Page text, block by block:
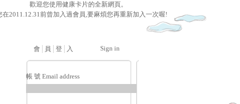
歡迎您使用健康卡片的全新網頁。
在2011.12.31前曾加入過會員,要麻煩您再重新加入一次喔!
會 員 登 入 Sign in
帳 號 Email address